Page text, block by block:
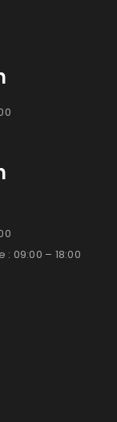
09:00 – 18:00